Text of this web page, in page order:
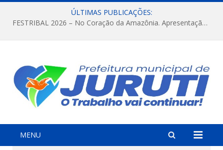
ÚLTIMAS PUBLICAÇÕES:
FESTRIBAL 2026 – No Coração da Amazônia. Apresentação da Munduruku.
MENU